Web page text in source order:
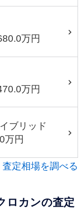
万円
万円
ブリッド
万円
定相場を調べる
ロカンの査定